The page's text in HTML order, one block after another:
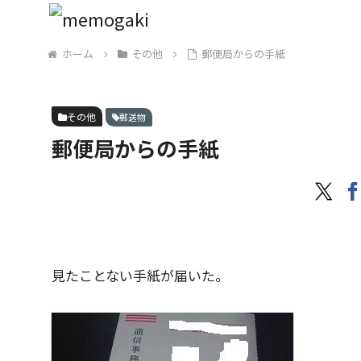
ホーム その他 郵便局からの手紙
その他 郵送物
郵便局からの手紙
見たことない手紙が届いた。